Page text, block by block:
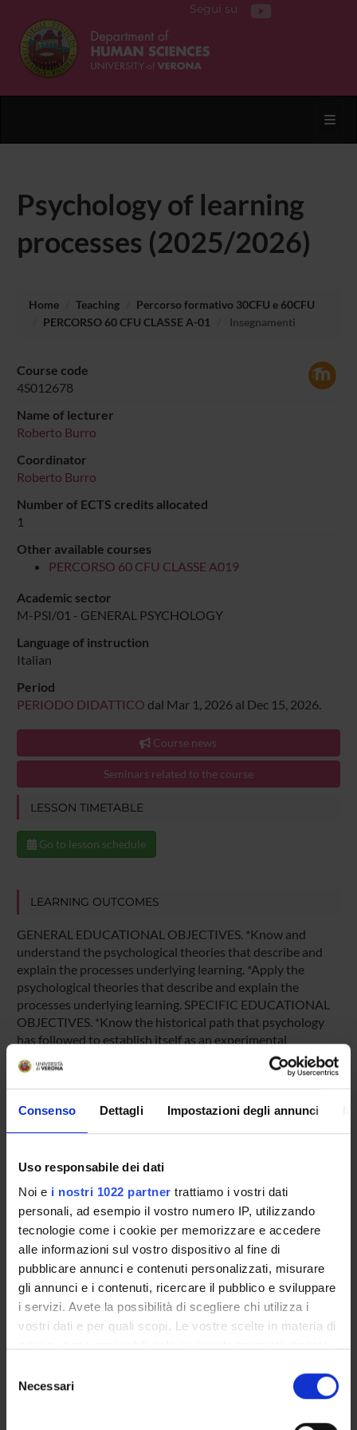
Consenso Dettagli Impostazioni degli annunci
Uso responsabile dei dati
Noi e i nostri 1022 partner trattiamo i vostri dati
personali, ad esempio il vostro numero IP, utilizzando
tecnologie come i cookie per memorizzare e accedere
alle informazioni sul vostro dispositivo al fine di
pubblicare annunci e contenuti personalizzati, misurare
gli annunci e i contenuti, ricercare il pubblico e sviluppare
i servizi. Avete la possibilità di scegliere chi utilizza i
vostri dati e per quali scopi. Le vostre scelte in materia di
modificare o revocare il proprio consenso in qualsiasi
momento dalla Dichiarazione sui cookie o facendo clic
delNecessari
Segui su
Psychology of learning
processes (2025/2026)
Home Teaching
Percorso formativo 30CFU e 60CFU
PERCORSO 60 CFU CLASSE A-01
Insegnamenti
Course code
4S012678
Name of lecturer
Roberto Burro
Coordinator
Roberto Burro
Number of ECTS credits allocated
1
Other available courses
PERCORSO 60 CFU CLASSE A019
Academic sector
M-PSI/01 - GENERAL PSYCHOLOGY
Language of instruction
Italian
Period
PERIODO DIDATTICO dal Mar 1, 2026 al Dec 15, 2026.
Course news
Seminars related to the course
LESSON TIMETABLE
Go to lesson schedule
LEARNING OUTCOMES
GENERAL EDUCATIONAL OBJECTIVES. *Know and
understand the psychological theories that describe and
explain the processes underlying learning. *Apply the
psychological theories that describe and explain the
processes underlying learning. SPECIFIC EDUCATIONAL
OBJECTIVES. *Know the historical path that psychology
has followed to establish itself as an experimental
discipline, exploring the most important themes involved in
learning processes. The first aspect studied will be the
methodological and epistemological aspects.
SYLLABUS
- What is Psychology (etymology, structure, historical
- Definition of learning
- Learning methods
- Cognitive abilities supporting learning
- Learning, experience and environment
REFERENCE BOOKS
ASSESSMENT METHODS AND CRITERIA